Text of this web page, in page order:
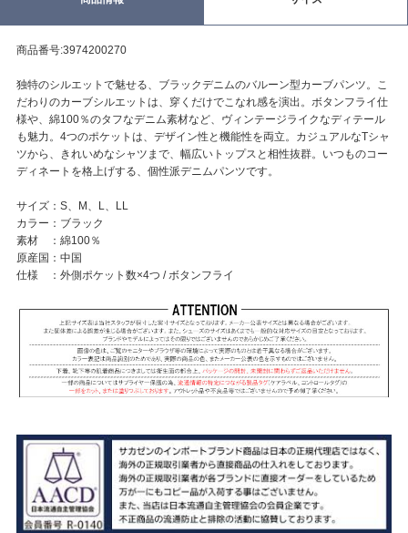
商品番号:3974200270
独特のシルエットで魅せる、ブラックデニムのバルーン型カーブパンツ。こ
だわりのカーブシルエットは、穿くだけでこなれ感を演出。ボタンフライ仕
様や、綿100％のタフなデニム素材など、ヴィンテージライクなディテール
も魅力。4つのポケットは、デザイン性と機能性を両立。カジュアルなTシャ
ツから、きれいめなシャツまで、幅広いトップスと相性抜群。いつものコー
ディネートを格上げする、個性派デニムパンツです。
サイズ：S、M、L、LL
カラー：ブラック
素材 ：綿100％
原産国：中国
仕様 ：外側ポケット数×4つ / ボタンフライ